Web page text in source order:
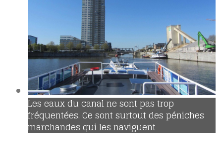
Les eaux du canal ne sont pas trop
fréquentées. Ce sont surtout des péniches
marchandes qui les naviguent